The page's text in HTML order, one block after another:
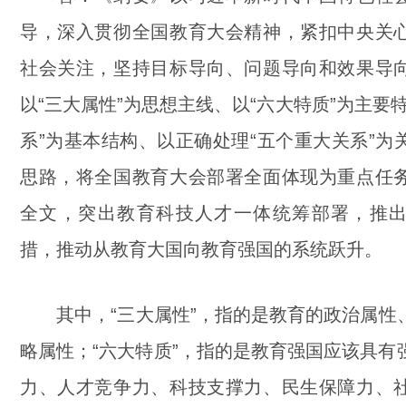
导，深入贯彻全国教育大会精神，紧扣中央关
社会关注，坚持目标导向、问题导向和效果导
以“三大属性”为思想主线、以“六大特质”为主要
系”为基本结构、以正确处理“五个重大关系”为
思路，将全国教育大会部署全面体现为重点任
全文，突出教育科技人才一体统筹部署，推
措，推动从教育大国向教育强国的系统跃升。
其中，“三大属性”，指的是教育的政治属性
略属性；“六大特质”，指的是教育强国应该具有
力、人才竞争力、科技支撑力、民生保障力、